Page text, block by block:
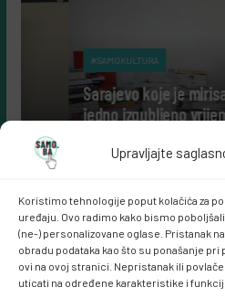
Upravljajte
Koristimo tehnologije poput kolačića za
uređaju. Ovo radimo kako bismo
(ne-) personalizovane oglase. Pristanak
obradu podataka kao što su ponašanje
ovi na ovoj stranici. Nepristanak ili
uticati na određene karakteristike i
#SAMOKULTURA
Sarajevo koje je mirisalo na
jedno izgubljeno vrijeme
6 Jula, 2026 Leila Kurbegović
Samo društvene mreže: